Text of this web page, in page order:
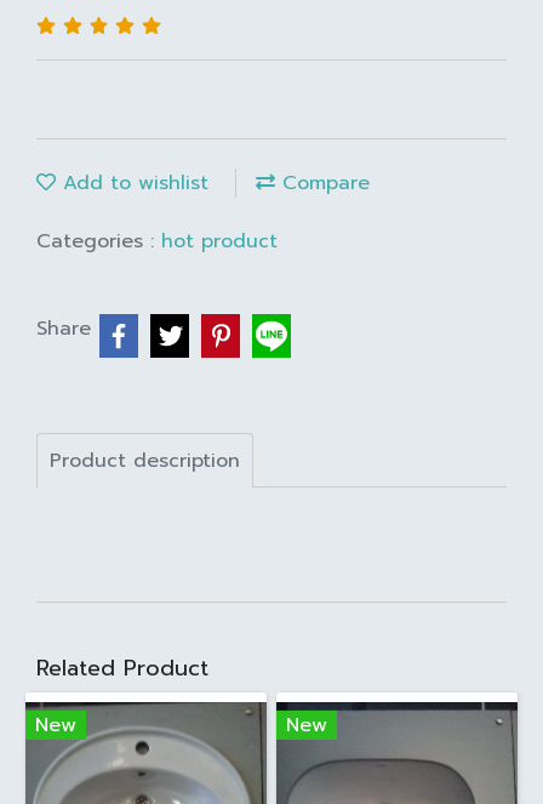
Add to wishlist
Compare
Categories : hot product
Share
Product description
Related Product
New New